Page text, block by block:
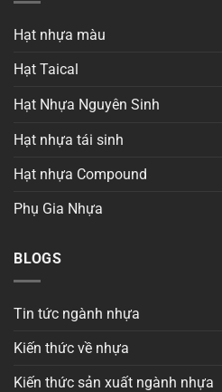
Hạt nhựa màu
Hạt Taical
Hạt Nhựa Nguyên Sinh
Hạt nhựa tái sinh
Hạt nhựa Compound
Phụ Gia Nhựa
BLOGS
Tin tức ngành nhựa
Kiến thức về nhựa
Kiến thức sản xuất ngành nhựa